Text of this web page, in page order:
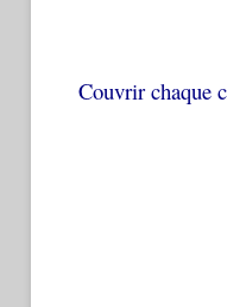
Couvrir chaque